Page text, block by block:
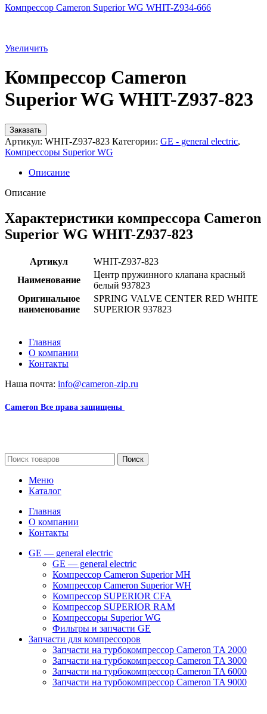
Компрессор Cameron Superior WG WHIT-Z934-666
Увеличить
Компрессор Cameron
Superior WG WHIT-Z937-823
Заказать
Артикул: WHIT-Z937-823 Категории: GE - general electric,
Компрессоры Superior WG
Описание
Описание
Характеристики компрессора Cameron
Superior WG WHIT-Z937-823
Артикул
WHIT-Z937-823
Наименование
Центр пружинного клапана красный
белый 937823
Оригинальное
наименование
SPRING VALVE CENTER RED WHITE
SUPERIOR 937823
Главная
О компании
Контакты
Наша почта: info@cameron-zip.ru
Cameron Все права защищены
Поиск
Меню
Каталог
Главная
О компании
Контакты
GE — general electric
GE — general electric
Компрессор Cameron Superior MH
Компрессор Cameron Superior WH
Компрессор SUPERIOR CFA
Компрессор SUPERIOR RAM
Компрессоры Superior WG
Фильтры и запчасти GE
Запчасти для компрессоров
Запчасти на турбокомпрессор Cameron TA 2000
Запчасти на турбокомпрессор Cameron TA 3000
Запчасти на турбокомпрессор Cameron TA 6000
Запчасти на турбокомпрессор Cameron TA 9000